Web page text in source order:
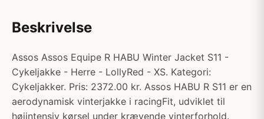
Beskrivelse
Assos Assos Equipe R HABU Winter Jacket S11 -
Cykeljakke - Herre - LollyRed - XS. Kategori:
Cykeljakker. Pris: 2372.00 kr. Assos HABU R S11 er en
aerodynamisk vinterjakke i racingFit, udviklet til
højintensiv kørsel under krævende vinterforhold.